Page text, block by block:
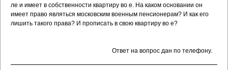
ле и имеет в собственности квартиру во е. На каком основании он
имеет право являться московским военным пенсионерам? И как его
лишить такого права? И прописать в свою квартиру во е?
Ответ на вопрос дан по телефону.